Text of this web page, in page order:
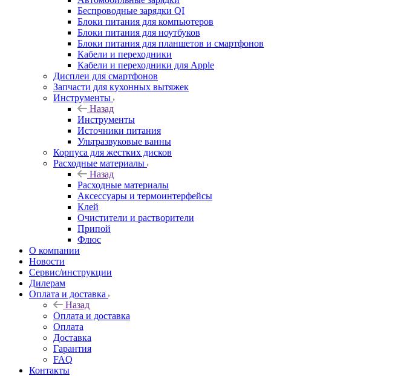
Беспроводные зарядки QI
Блоки питания для компьютеров
Блоки питания для ноутбуков
Блоки питания для планшетов и смартфонов
Кабели и переходники
Кабели и переходники для Apple
Дисплеи для смартфонов
Запчасти для кухонных вытяжек
Инструменты
Назад
Инструменты
Источники питания
Ультразвуковые ванны
Корпуса для жестких дисков
Расходные материалы
Назад
Расходные материалы
Аксессуары и термоинтерфейсы
Клей
Очистители и растворители
Припой
Флюс
О компании
Новости
Сервис/инструкции
Дилерам
Оплата и доставка
Назад
Оплата и доставка
Оплата
Доставка
Гарантия
FAQ
Контакты